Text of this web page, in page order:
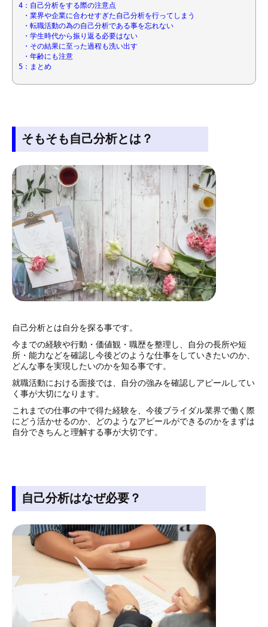
4：自己分析をする際の注意点
・業界や企業に合わせすぎた自己分析を行ってしまう
・転職活動の為の自己分析である事を忘れない
・学生時代から振り返る必要はない
・その結果に至った過程も洗い出す
・年齢にも注意
5：まとめ
そもそも自己分析とは？
自己分析とは自分を探る事です。
今までの経験や行動・価値観・職歴を整理し、自分の長所や短
所・能力などを確認し今後どのような仕事をしていきたいのか、
どんな事を実現したいのかを知る事です。
就職活動における面接では、自分の強みを確認しアピールしてい
く事が大切になります。
これまでの仕事の中で得た経験を、今後ブライダル業界で働く際
にどう活かせるのか、どのようなアピールができるのかをまずは
自分できちんと理解する事が大切です。
自己分析はなぜ必要？